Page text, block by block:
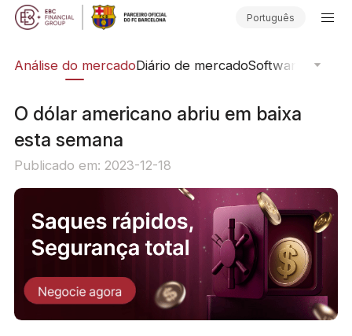
Português
Análise do mercadoDiário de mercadoSoftware de
O dólar americano abriu em baixa
esta semana
Publicado em: 2023-12-18